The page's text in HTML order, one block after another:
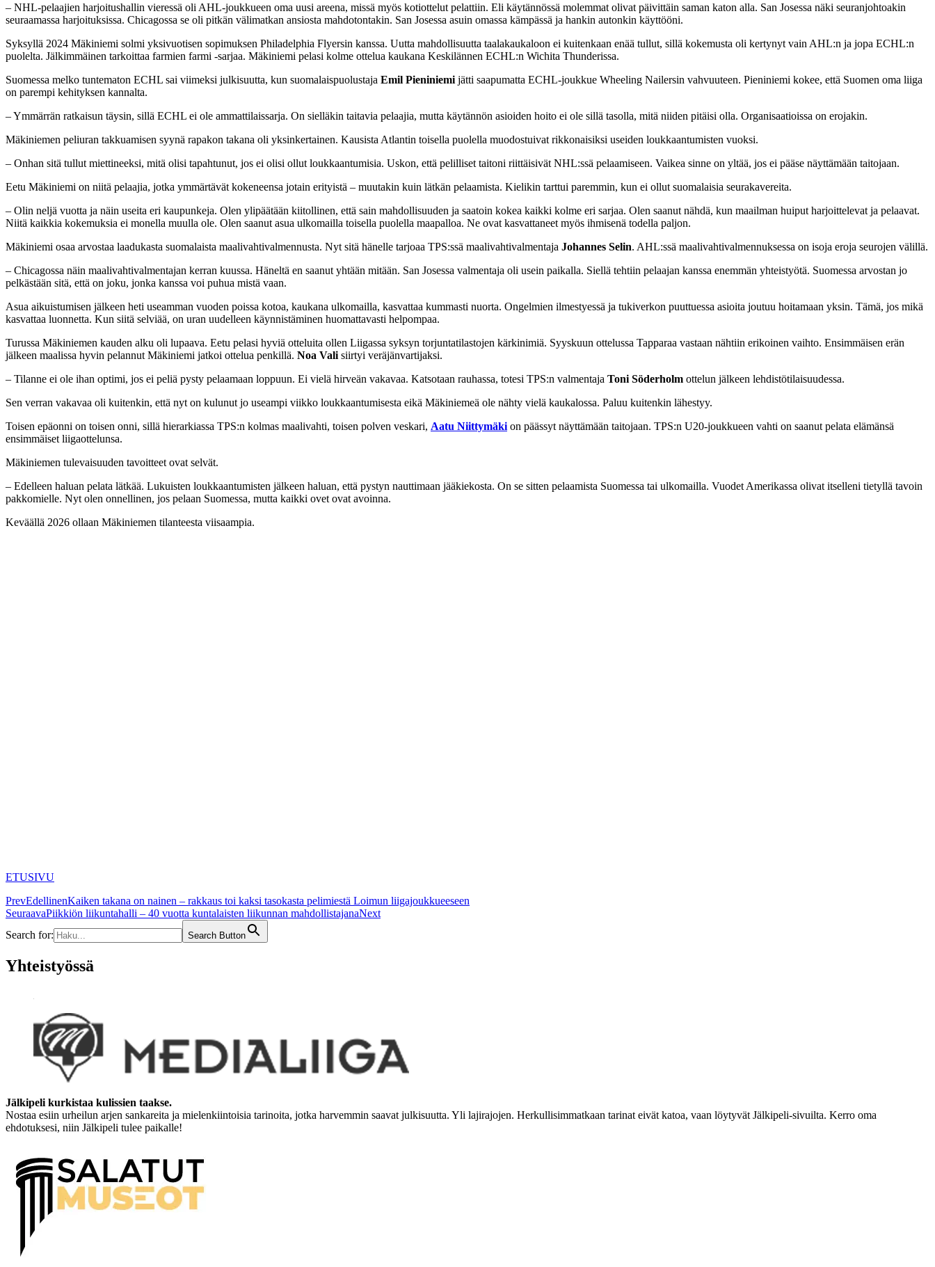
– NHL-pelaajien harjoitushallin vieressä oli AHL-joukkueen oma uusi areena, missä myös kotiottelut pelattiin. Eli käytännössä molemmat olivat päivittäin saman katon alla. San Josessa näki seuranjohtoakin
seuraamassa harjoituksissa. Chicagossa se oli pitkän välimatkan ansiosta mahdotontakin. San Josessa asuin omassa kämpässä ja hankin autonkin käyttööni.
Syksyllä 2024 Mäkiniemi solmi yksivuotisen sopimuksen Philadelphia Flyersin kanssa. Uutta mahdollisuutta taalakaukaloon ei kuitenkaan enää tullut, sillä kokemusta oli kertynyt vain AHL:n ja jopa ECHL:n
puolelta. Jälkimmäinen tarkoittaa farmien farmi -sarjaa. Mäkiniemi pelasi kolme ottelua kaukana Keskilännen ECHL:n Wichita Thunderissa.
Suomessa melko tuntematon ECHL sai viimeksi julkisuutta, kun suomalaispuolustaja Emil Pieniniemi jätti saapumatta ECHL-joukkue Wheeling Nailersin vahvuuteen. Pieniniemi kokee, että Suomen oma liiga
on parempi kehityksen kannalta.
– Ymmärrän ratkaisun täysin, sillä ECHL ei ole ammattilaissarja. On sielläkin taitavia pelaajia, mutta käytännön asioiden hoito ei ole sillä tasolla, mitä niiden pitäisi olla. Organisaatioissa on erojakin.
Mäkiniemen peliuran takkuamisen syynä rapakon takana oli yksinkertainen. Kausista Atlantin toisella puolella muodostuivat rikkonaisiksi useiden loukkaantumisten vuoksi.
– Onhan sitä tullut miettineeksi, mitä olisi tapahtunut, jos ei olisi ollut loukkaantumisia. Uskon, että pelilliset taitoni riittäisivät NHL:ssä pelaamiseen. Vaikea sinne on yltää, jos ei pääse näyttämään taitojaan.
Eetu Mäkiniemi on niitä pelaajia, jotka ymmärtävät kokeneensa jotain erityistä – muutakin kuin lätkän pelaamista. Kielikin tarttui paremmin, kun ei ollut suomalaisia seurakavereita.
– Olin neljä vuotta ja näin useita eri kaupunkeja. Olen ylipäätään kiitollinen, että sain mahdollisuuden ja saatoin kokea kaikki kolme eri sarjaa. Olen saanut nähdä, kun maailman huiput harjoittelevat ja pelaavat.
Niitä kaikkia kokemuksia ei monella muulla ole. Olen saanut asua ulkomailla toisella puolella maapalloa. Ne ovat kasvattaneet myös ihmisenä todella paljon.
Mäkiniemi osaa arvostaa laadukasta suomalaista maalivahtivalmennusta. Nyt sitä hänelle tarjoaa TPS:ssä maalivahtivalmentaja Johannes Selin. AHL:ssä maalivahtivalmennuksessa on isoja eroja seurojen välillä.
– Chicagossa näin maalivahtivalmentajan kerran kuussa. Häneltä en saanut yhtään mitään. San Josessa valmentaja oli usein paikalla. Siellä tehtiin pelaajan kanssa enemmän yhteistyötä. Suomessa arvostan jo
pelkästään sitä, että on joku, jonka kanssa voi puhua mistä vaan.
Asua aikuistumisen jälkeen heti useamman vuoden poissa kotoa, kaukana ulkomailla, kasvattaa kummasti nuorta. Ongelmien ilmestyessä ja tukiverkon puuttuessa asioita joutuu hoitamaan yksin. Tämä, jos mikä
kasvattaa luonnetta. Kun siitä selviää, on uran uudelleen käynnistäminen huomattavasti helpompaa.
Turussa Mäkiniemen kauden alku oli lupaava. Eetu pelasi hyviä otteluita ollen Liigassa syksyn torjuntatilastojen kärkinimiä. Syyskuun ottelussa Tapparaa vastaan nähtiin erikoinen vaihto. Ensimmäisen erän
jälkeen maalissa hyvin pelannut Mäkiniemi jatkoi ottelua penkillä. Noa Vali siirtyi veräjänvartijaksi.
– Tilanne ei ole ihan optimi, jos ei peliä pysty pelaamaan loppuun. Ei vielä hirveän vakavaa. Katsotaan rauhassa, totesi TPS:n valmentaja Toni Söderholm ottelun jälkeen lehdistötilaisuudessa.
Sen verran vakavaa oli kuitenkin, että nyt on kulunut jo useampi viikko loukkaantumisesta eikä Mäkiniemeä ole nähty vielä kaukalossa. Paluu kuitenkin lähestyy.
Toisen epäonni on toisen onni, sillä hierarkiassa TPS:n kolmas maalivahti, toisen polven veskari, Aatu Niittymäki on päässyt näyttämään taitojaan. TPS:n U20-joukkueen vahti on saanut pelata elämänsä
ensimmäiset liigaottelunsa.
Mäkiniemen tulevaisuuden tavoitteet ovat selvät.
– Edelleen haluan pelata lätkää. Lukuisten loukkaantumisten jälkeen haluan, että pystyn nauttimaan jääkiekosta. On se sitten pelaamista Suomessa tai ulkomailla. Vuodet Amerikassa olivat itselleni tietyllä tavoin
pakkomielle. Nyt olen onnellinen, jos pelaan Suomessa, mutta kaikki ovet ovat avoinna.
Keväällä 2026 ollaan Mäkiniemen tilanteesta viisaampia.
ETUSIVU
PrevEdellinenKaiken takana on nainen – rakkaus toi kaksi tasokasta pelimiestä Loimun liigajoukkueeseen
SeuraavaPiikkiön liikuntahalli – 40 vuotta kuntalaisten liikunnan mahdollistajanaNext
Search for:
Search Button
Yhteistyössä